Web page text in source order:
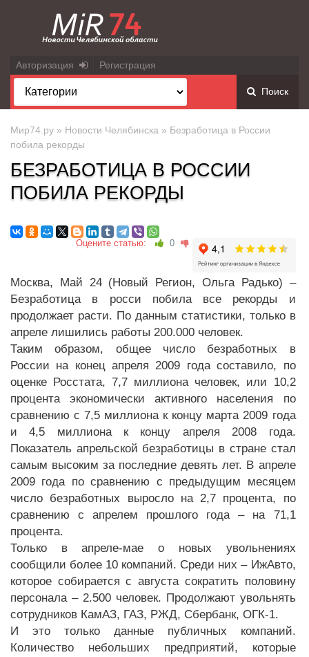
Авторизация Регистрация
Поиск
Мир74.ру » Новости Челябинска » Безработица в России
побила рекорды
БЕЗРАБОТИЦА В РОССИИ
ПОБИЛА РЕКОРДЫ
Оцените статью: 0
Москва, Май 24 (Новый Регион, Ольга Радько) –
Безработица в росси побила все рекорды и
продолжает расти. По данным статистики, только в
апреле лишились работы 200.000 человек.
Таким образом, общее число безработных в
России на конец апреля 2009 года составило, по
оценке Росстата, 7,7 миллиона человек, или 10,2
процента экономически активного населения по
сравнению с 7,5 миллиона к концу марта 2009 года
и 4,5 миллиона к концу апреля 2008 года.
Показатель апрельской безработицы в стране стал
самым высоким за последние девять лет. В апреле
2009 года по сравнению с предыдущим месяцем
число безработных выросло на 2,7 процента, по
сравнению с апрелем прошлого года – на 71,1
процента.
Только в апреле-мае о новых увольнениях
сообщили более 10 компаний. Среди них – ИжАвто,
которое собирается с августа сократить половину
персонала – 2.500 человек. Продолжают увольнять
сотрудников КамАЗ, ГАЗ, РЖД, Сбербанк, ОГК-1.
И это только данные публичных компаний.
Количество небольших предприятий, которые